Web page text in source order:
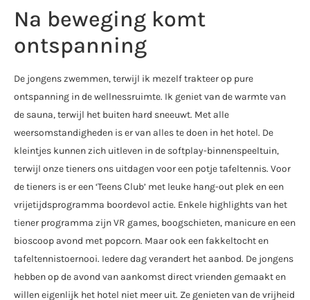
Na beweging komt
ontspanning
De jongens zwemmen, terwijl ik mezelf trakteer op pure
ontspanning in de wellnessruimte. Ik geniet van de warmte van
de sauna, terwijl het buiten hard sneeuwt. Met alle
weersomstandigheden is er van alles te doen in het hotel. De
kleintjes kunnen zich uitleven in de softplay-binnenspeeltuin,
terwijl onze tieners ons uitdagen voor een potje tafeltennis. Voor
de tieners is er een ‘Teens Club’ met leuke hang-out plek en een
vrijetijdsprogramma boordevol actie. Enkele highlights van het
tiener programma zijn VR games, boogschieten, manicure en een
bioscoop avond met popcorn. Maar ook een fakkeltocht en
tafeltennistoernooi. Iedere dag verandert het aanbod. De jongens
hebben op de avond van aankomst direct vrienden gemaakt en
willen eigenlijk het hotel niet meer uit. Ze genieten van de vrijheid